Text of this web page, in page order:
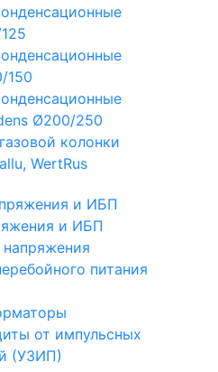
150
Ø200/250
колонки
WertRus
и ИБП
питания
от импульсных
(УЗИП)